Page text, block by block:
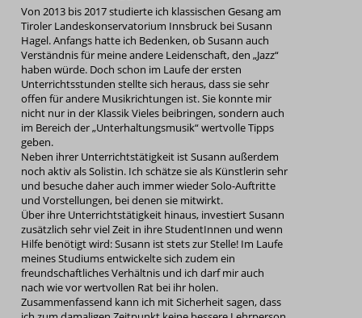
Von 2013 bis 2017 studierte ich klassischen Gesang am
Tiroler Landeskonservatorium Innsbruck bei Susann
Hagel. Anfangs hatte ich Bedenken, ob Susann auch
Verständnis für meine andere Leidenschaft, den „Jazz“
haben würde. Doch schon im Laufe der ersten
Unterrichtsstunden stellte sich heraus, dass sie sehr
offen für andere Musikrichtungen ist. Sie konnte mir
nicht nur in der Klassik Vieles beibringen, sondern auch
im Bereich der „Unterhaltungsmusik“ wertvolle Tipps
geben.
Neben ihrer Unterrichtstätigkeit ist Susann außerdem
noch aktiv als Solistin. Ich schätze sie als Künstlerin sehr
und besuche daher auch immer wieder Solo-Auftritte
und Vorstellungen, bei denen sie mitwirkt.
Über ihre Unterrichtstätigkeit hinaus, investiert Susann
zusätzlich sehr viel Zeit in ihre StudentInnen und wenn
Hilfe benötigt wird: Susann ist stets zur Stelle! Im Laufe
meines Studiums entwickelte sich zudem ein
freundschaftliches Verhältnis und ich darf mir auch
nach wie vor wertvollen Rat bei ihr holen.
Zusammenfassend kann ich mit Sicherheit sagen, dass